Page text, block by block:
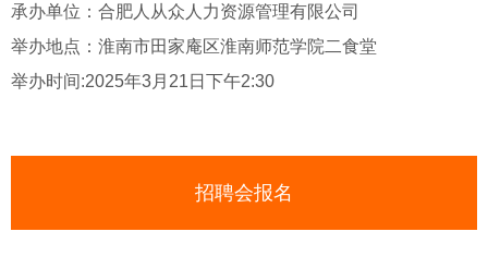
承办单位：合肥人从众人力资源管理有限公司
举办地点：淮南市田家庵区淮南师范学院二食堂
举办时间:2025年3月21日下午2:30
招聘会报名